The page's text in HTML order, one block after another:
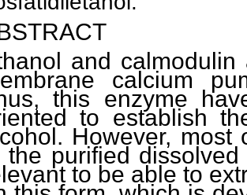
and
calcium
this enzyme
to establish
However, most
the purified
to be able to